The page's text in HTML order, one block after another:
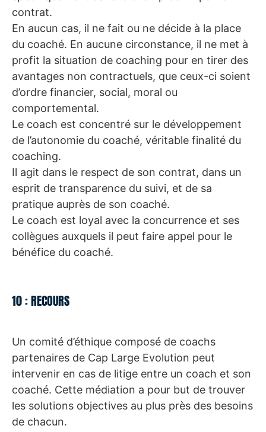
contrat.
En aucun cas, il ne fait ou ne décide à la place
du coaché. En aucune circonstance, il ne met à
profit la situation de coaching pour en tirer des
avantages non contractuels, que ceux-ci soient
d’ordre financier, social, moral ou
comportemental.
Le coach est concentré sur le développement
de l’autonomie du coaché, véritable finalité du
coaching.
Il agit dans le respect de son contrat, dans un
esprit de transparence du suivi, et de sa
pratique auprès de son coaché.
Le coach est loyal avec la concurrence et ses
collègues auxquels il peut faire appel pour le
bénéfice du coaché.
10 : RECOURS
Un comité d’éthique composé de coachs
partenaires de Cap Large Evolution peut
intervenir en cas de litige entre un coach et son
coaché. Cette médiation a pour but de trouver
les solutions objectives au plus près des besoins
de chacun.